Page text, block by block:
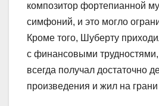
композитор фортепианной
симфоний, и это могло
Кроме того, Шуберту
с финансовыми трудностями,
всегда получал достаточно
произведения и жил на